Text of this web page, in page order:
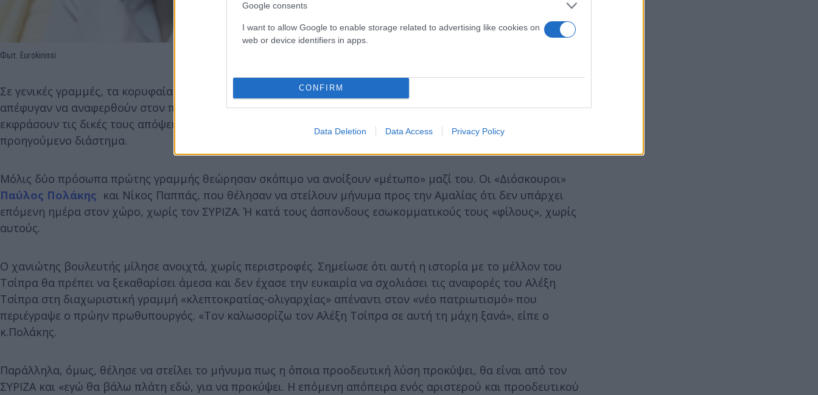
Google consents
I want to allow Google to enable storage related to advertising like cookies on
web or device identifiers in apps.
CONFIRM
Data Deletion Data Access Privacy Policy
Φωτ. Eurokinissi
Σε γενικές γραμμές, τα κορυφαία στελέχη της Κουμουνδούρου, κατά τη διάρκεια των τοποθετήσεων τους,
απέφυγαν να αναφερθούν στον παράγοντα «Χ» ολόκληρης της παράταξης, τον Αλέξη Τσίπρα. Προτίμησαν να
εκφράσουν τις δικές τους απόψεις και να επιτεθούν σε όσους στήριξαν τον Στέφανο Κασσελάκη το
προηγούμενο διάστημα.
Μόλις δύο πρόσωπα πρώτης γραμμής θεώρησαν σκόπιμο να ανοίξουν «μέτωπο» μαζί του. Οι «Διόσκουροι»
Παύλος Πολάκης και Νίκος Παππάς, που θέλησαν να στείλουν μήνυμα προς την Αμαλίας ότι δεν υπάρχει
επόμενη ημέρα στον χώρο, χωρίς τον ΣΥΡΙΖΑ. Ή κατά τους άσπονδους εσωκομματικούς τους «φίλους», χωρίς
αυτούς.
Ο χανιώτης βουλευτής μίλησε ανοιχτά, χωρίς περιστροφές. Σημείωσε ότι αυτή η ιστορία με το μέλλον του
Τσίπρα θα πρέπει να ξεκαθαρίσει άμεσα και δεν έχασε την ευκαιρία να σχολιάσει τις αναφορές του Αλέξη
Τσίπρα στη διαχωριστική γραμμή «κλεπτοκρατίας-ολιγαρχίας» απέναντι στον «νέο πατριωτισμό» που
περιέγραψε ο πρώην πρωθυπουργός. «Τον καλωσορίζω τον Αλέξη Τσίπρα σε αυτή τη μάχη ξανά», είπε ο
κ.Πολάκης.
Παράλληλα, όμως, θέλησε να στείλει το μήνυμα πως η όποια προοδευτική λύση προκύψει, θα είναι από τον
ΣΥΡΙΖΑ και «εγώ θα βάλω πλάτη εδώ, για να προκύψει. Η επόμενη απόπειρα ενός αριστερού και προοδευτικού